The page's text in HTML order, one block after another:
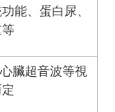
能、蛋白尿、
臟超音波等視